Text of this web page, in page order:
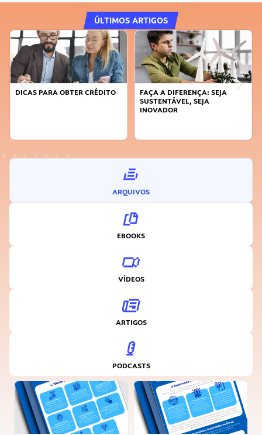
ÚLTIMOS ARTIGOS
DICAS PARA OBTER CRÉDITO
FAÇA A DIFERENÇA: SEJA
SUSTENTÁVEL, SEJA
INOVADOR
ARQUIVOS
EBOOKS
VÍDEOS
ARTIGOS
PODCASTS